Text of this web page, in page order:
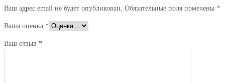
Ваш адрес email не будет опубликован. Обязательные поля помечены *
Ваша оценка *
Ваш отзыв *